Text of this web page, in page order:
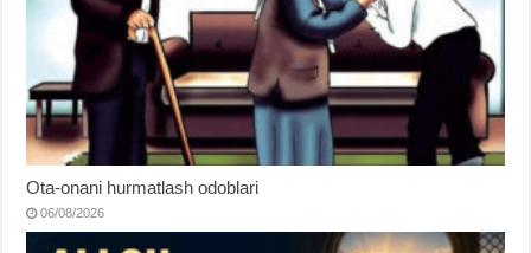
Ota-onani hurmatlash odoblari
06/08/2026